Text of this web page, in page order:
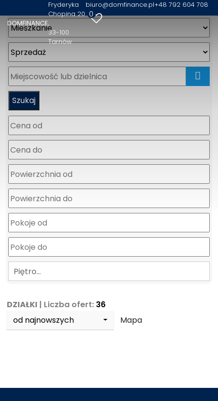
DOMFINANCE
Fryderyka
Chopina 20
33-100
Tarnów
biuro@domfinance.pl+48 792 604 708
0
Piętro…
DZIAŁKI | Liczba ofert: 36
od najnowszych
Mapa